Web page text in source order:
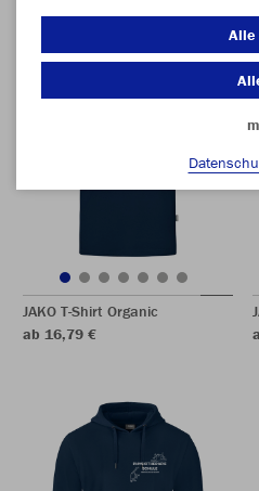
JAKO T-Shirt Organic
ab 16,79 €
Alle